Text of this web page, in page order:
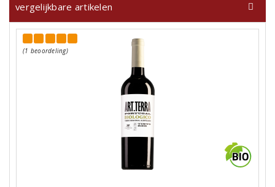
vergelijkbare artikelen
(1 beoordeling)